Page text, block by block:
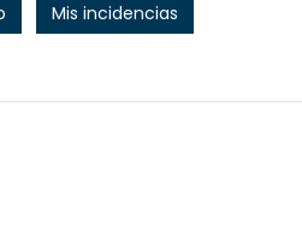
Mis incidencias